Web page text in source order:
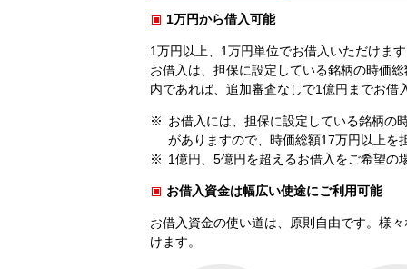
1万円から借入可能
1万円以上、1万円単位でお借入いただけま
お借入は、担保に設定している銘柄の時価
内であれば、追加審査なしで1億円までお借
お借入には、担保に設定している銘柄の
がありますので、時価総額17万円以上を
1億円、5億円を超えるお借入をご希望の
お借入資金は幅広い使途にご利用可能
お借入資金の使い道は、原則自由です。様
けます。